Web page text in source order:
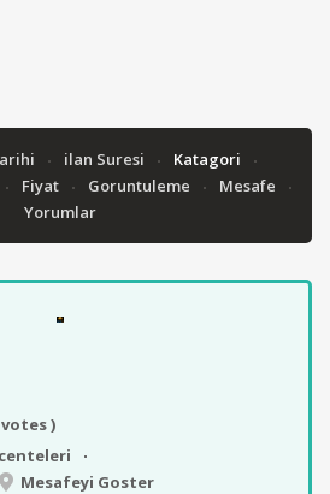
ilan Suresi
Katagori
Fiyat Goruntuleme
Mesafe
Yorumlar
votes )
Mesafeyi Goster